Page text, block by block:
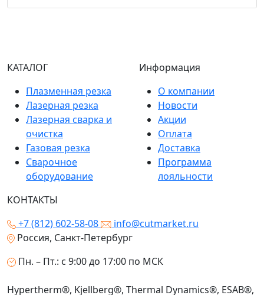
КАТАЛОГ
Плазменная резка
Лазерная резка
Лазерная сварка и
очистка
Газовая резка
Сварочное
оборудование
Информация
О компании
Новости
Акции
Оплата
Доставка
Программа
лояльности
КОНТАКТЫ
+7 (812) 602-58-08
info@cutmarket.ru
Россия, Санкт-Петербург
Пн. – Пт.: с 9:00 до 17:00 по МСК
Hypertherm®, Kjellberg®, Thermal Dynamics®, ESAB®,